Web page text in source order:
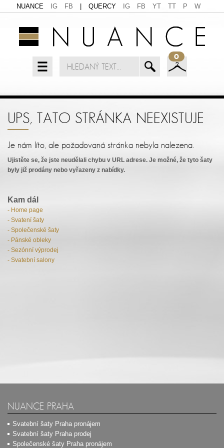
NUANCE IG FB QUERCY IG FB YT TT P W
0
UPS, TATO STRÁNKA NEEXISTUJE
Je nám líto, ale požadovaná stránka nebyla nalezena.
Ujistěte se, že jste neudělali chybu v URL adrese. Je možné, že tyto šaty
byly již prodány nebo vyřazeny z nabídky.
Kam dál
- Home page
- Svatení šaty
- Společenské šaty
- Pánské obleky
- Sezónní výprodej
- Svatební salony
NUANCE PRAHA
Svatební šaty Praha pronájem
Svatební šaty Praha prodej
Společenské šaty Praha pronájem